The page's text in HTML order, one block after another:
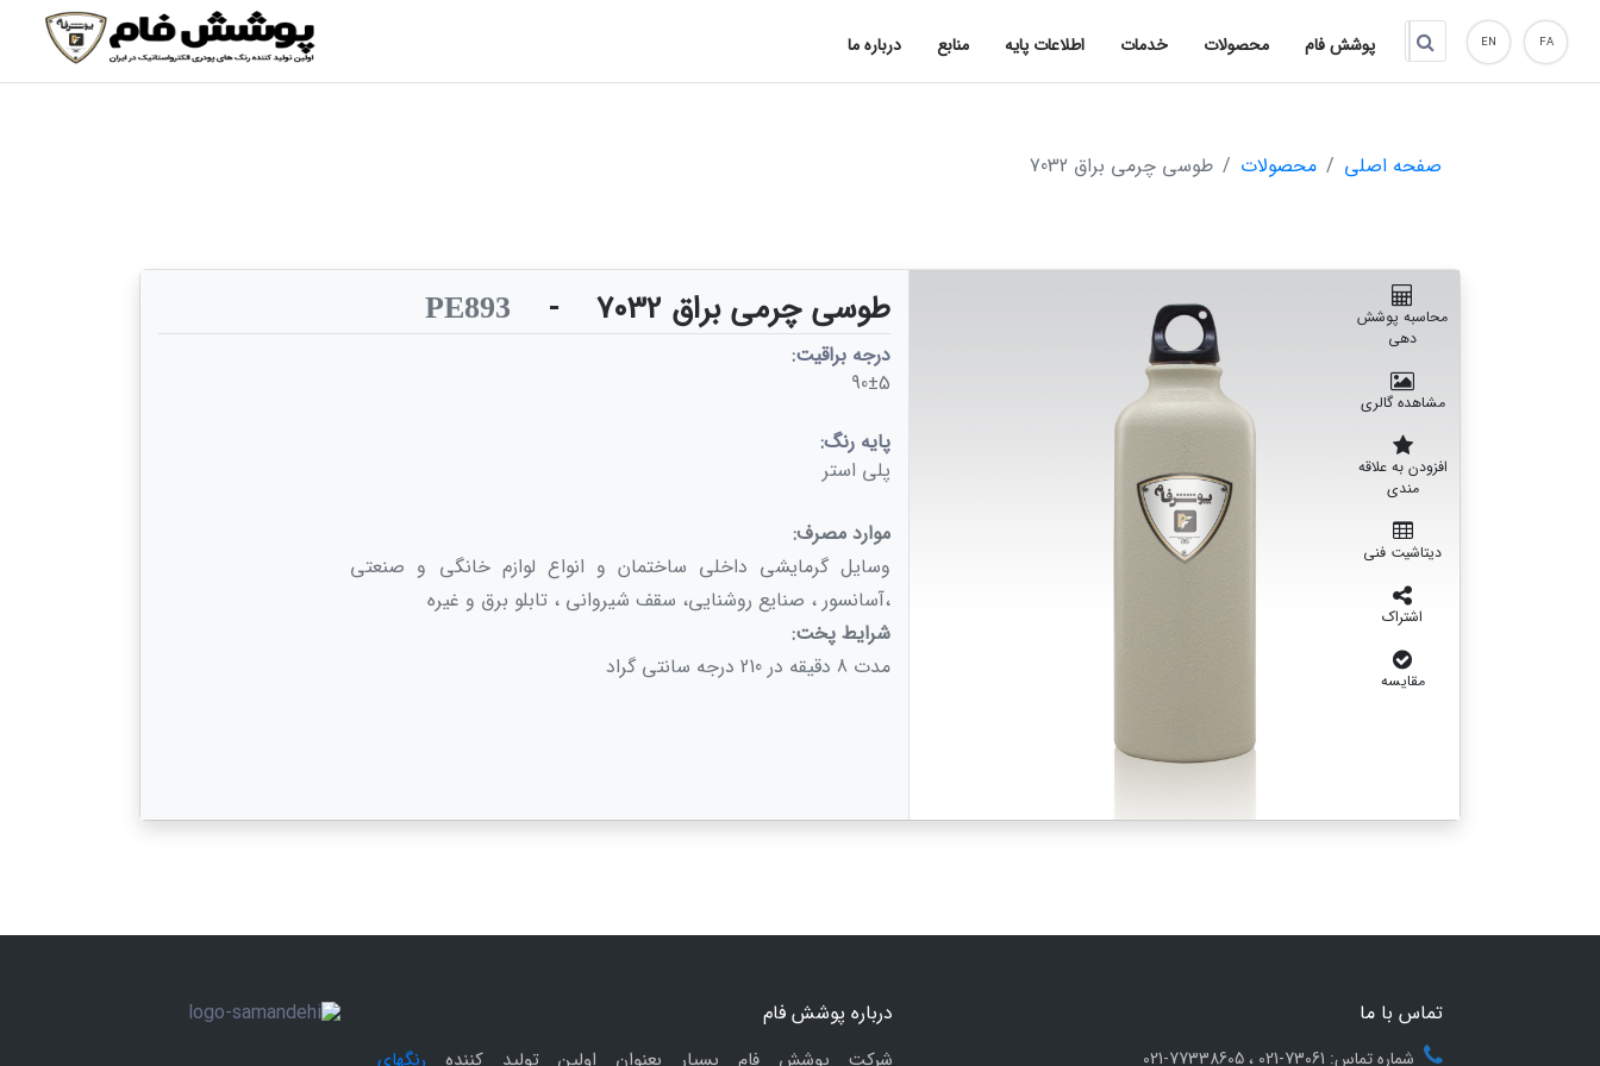
FA
EN پوشش فام محصولات خدمات اطلاعات پایه منابع درباره ما
صفحه اصلی محصولات طوسی چرمی براق 7032
محاسبه پوشش
دهی
مشاهده گالری
افزودن به علاقه
مندی
دیتاشیت فنی
اشتراک
مقایسه
طوسی چرمی براق 7032 -
PE893
درجه براقیت:
90±5
پایه رنگ:
پلی استر
موارد مصرف:
وسایل گرمایشی داخلی ساختمان و انواع لوازم خانگی و صنعتی
،آسانسور ، صنایع روشنایی، سقف شیروانی ، تابلو برق و غیره
شرایط پخت:
مدت 8 دقیقه در 210 درجه سانتی گراد
تماس با ما
شماره تماس: 73061-021 ، 77338605-021
درباره پوشش فام
شرکت پوشش فام بسپار بعنوان اولین تولید کننده رنگهای